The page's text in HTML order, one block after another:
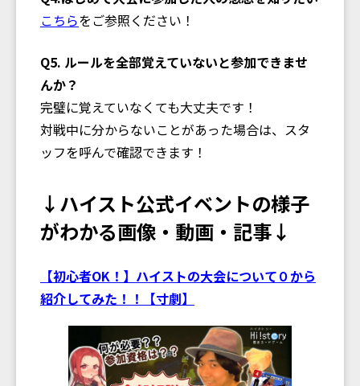
こちらをご参照ください！
Q5. ルールを全部覚えていないと参加できませ
んか？
完璧に覚えていなくても大丈夫です！
対戦中に分からないことがあった場合は、スタ
ッフを呼んで確認できます！
↓ハイスト公式イベントの様子
がわかる画像・動画・記事↓
【初心者OK！】ハイストの大会について０から
紹介してみた！！【寸劇】